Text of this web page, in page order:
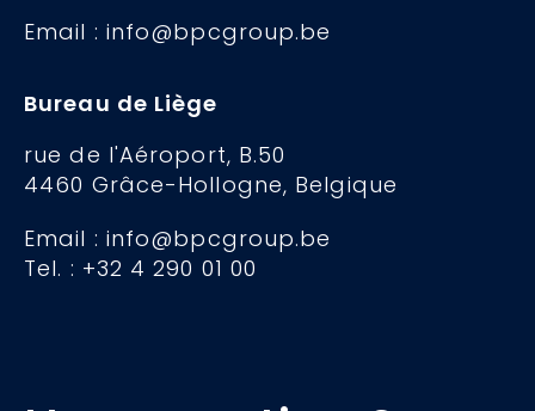
Email : info@bpcgroup.be
Bureau de Liège
rue de l'Aéroport, B.50
4460 Grâce-Hollogne, Belgique
Email : info@bpcgroup.be
Tel. : +32 4 290 01 00